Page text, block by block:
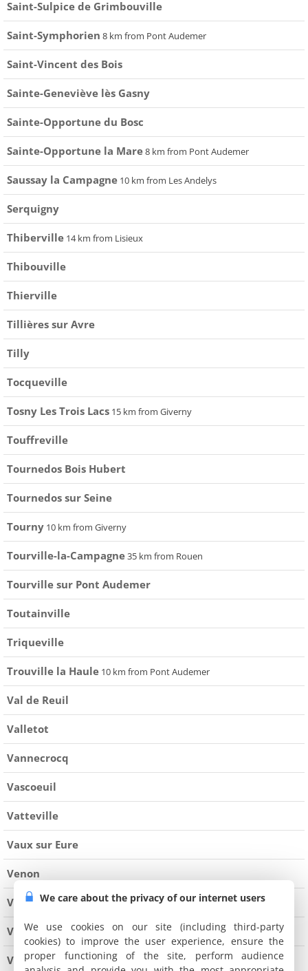
Saint-Sulpice de Grimbouville
Saint-Symphorien 8 km from Pont Audemer
Saint-Vincent des Bois
Sainte-Geneviève lès Gasny
Sainte-Opportune du Bosc
Sainte-Opportune la Mare8 km from Pont Audemer
Saussay la Campagne 10 km from Les Andelys
Serquigny
Thiberville 14 km from Lisieux
Thibouville
Thierville
Tillières sur Avre
Tilly
Tocqueville
Tosny Les Trois Lacs 15 km from Giverny
Touffreville
Tournedos Bois Hubert
Tournedos sur Seine
Tourny 10 km from Giverny
Tourville-la-Campagne35 km from Rouen
Tourville sur Pont Audemer
Toutainville
Triqueville
Trouville la Haule 10 km from Pont Audemer
Val de Reuil
Valletot
Vannecrocq
Vascoeuil
Vatteville
Vaux sur Eure
Venon
Verneuil sur Avre
Vernon
4 km from Giverny
Vexin-sur-Epte
We care about the privacy of our internet users
We use cookies on our site (including third-party
cookies) to improve the user experience, ensure the
proper functioning of the site, perform audience